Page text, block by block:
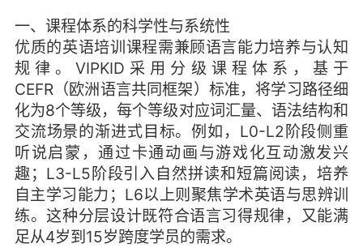
一、课程体系的科学性与系统性
优质的英语培训课程需兼顾语言能力培养与认知
规律。VIPKID采用分级课程体系，基于
CEFR（欧洲语言共同框架）标准，将学习路径细
化为8个等级，每个等级对应词汇量、语法结构和
交流场景的渐进式目标。例如，L0-L2阶段侧重
听说启蒙，通过卡通动画与游戏化互动激发兴
趣；L3-L5阶段引入自然拼读和短篇阅读，培养
自主学习能力；L6以上则聚焦学术英语与思辨训
练。这种分层设计既符合语言习得规律，又能满
足从4岁到15岁跨度学员的需求。